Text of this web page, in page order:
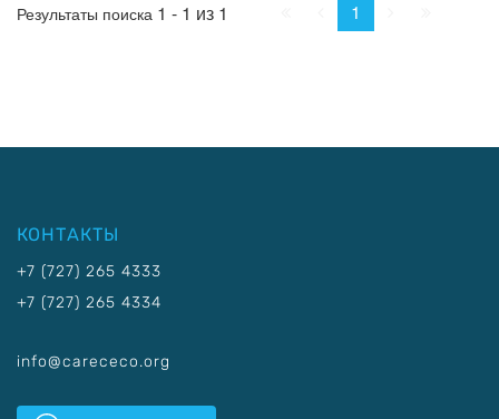
Результаты поиска 1 - 1 из 1 Пред.
1
КОНТАКТЫ
+7 (727) 265 4333
+7 (727) 265 4334
info@carececo.org